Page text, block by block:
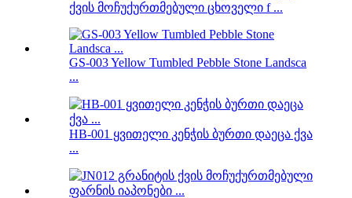
ქვის მოჩუქურთმებული ცხოველი f ...
GS-003 Yellow Tumbled Pebble Stone Landsca
...
HB-001 ყვითელი კენჭის ბურთი დაეცა ქვა
...